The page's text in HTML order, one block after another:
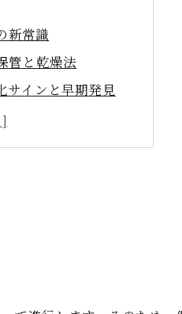
新常識
管と乾燥法
サインと早期発見
常メンテナンス術
材選びのポイント
修理術
分解の事例検証